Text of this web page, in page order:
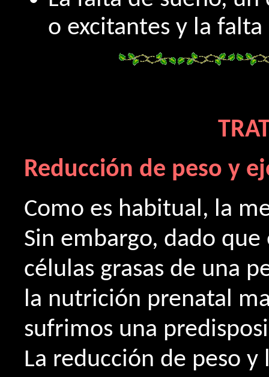
o excitantes y la
Reducción de peso y
Como es habitual, la
Sin embargo, dado
células grasas de una
la nutrición prenatal
sufrimos una
La reducción de peso